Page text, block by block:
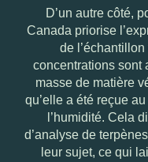
D’un autre côté,
Canada priorise
de
concentrations sont
masse de matière
qu’elle a été reçue
l’humidité. Cela
d’analyse de
leur sujet, ce qui